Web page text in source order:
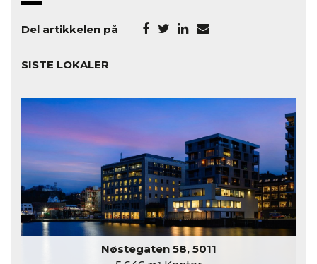
Del artikkelen på
SISTE LOKALER
Nøstegaten 58, 5011